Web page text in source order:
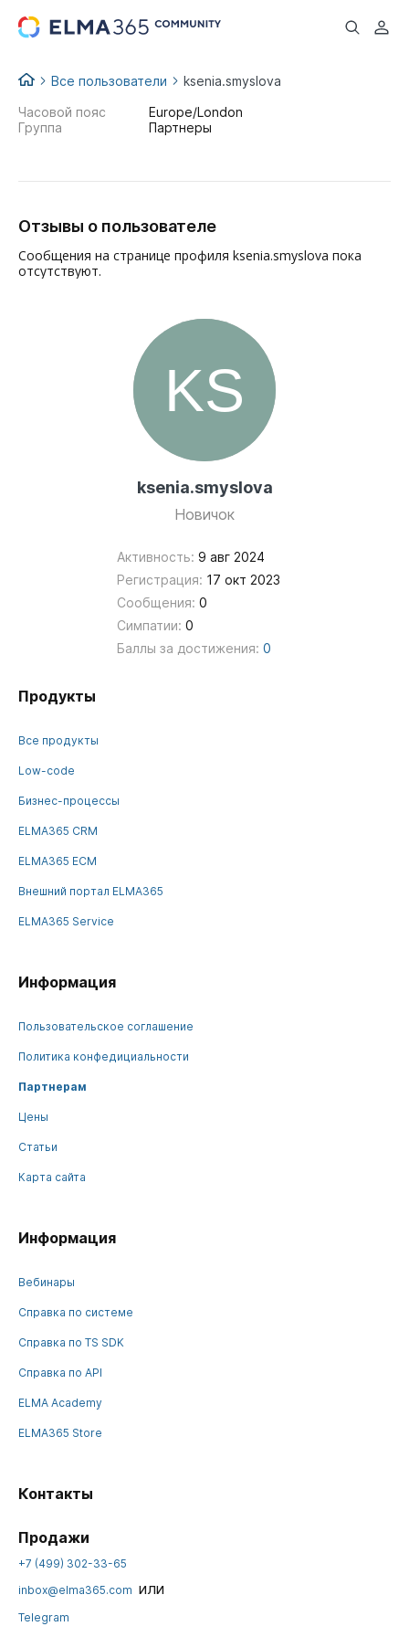
...
Все пользователи ksenia.smyslova
ksenia.smyslova
Новичок
Активность: 9 авг 2024
Регистрация: 17 окт 2023
Сообщения: 0
Симпатии: 0
Баллы за достижения: 0
Часовой пояс
Europe/London
Группа
Партнеры
Отзывы о пользователе
Сообщения на странице профиля ksenia.smyslova пока
отсутствуют.
Продукты
Все продукты
Low-code
Бизнес-процессы
ELMA365 CRM
ELMA365 ECM
Внешний портал ELMA365
ELMA365 Service
Информация
Пользовательское соглашение
Политика конфедициальности
Партнерам
Цены
Статьи
Карта сайта
Информация
Вебинары
Справка по системе
Справка по TS SDK
Справка по API
ELMA Academy
ELMA365 Store
Контакты
Продажи
+7 (499) 302-33-65
inbox@elma365.com или
Telegram